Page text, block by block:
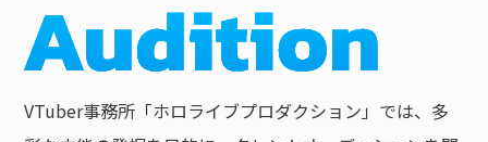
VTuber事務所「ホロライブプロダクション」では、多